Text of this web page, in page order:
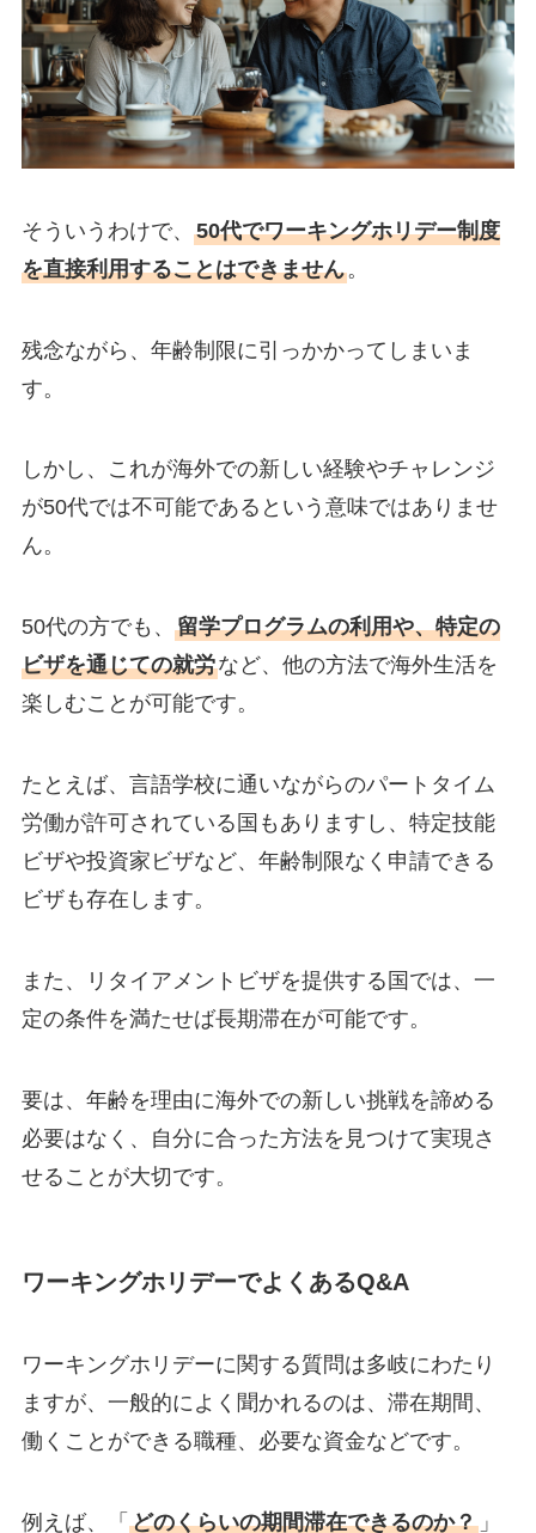
そういうわけで、 50代でワーキングホリデー制度
を直接利用することはできません。
残念ながら、年齢制限に引っかかってしまいま
す。
しかし、これが海外での新しい経験やチャレンジ
が50代では不可能であるという意味ではありませ
ん。
50代の方でも、 留学プログラムの利用や、特定の
ビザを通じての就労など、他の方法で海外生活を
楽しむことが可能です。
たとえば、言語学校に通いながらのパートタイム
労働が許可されている国もありますし、特定技能
ビザや投資家ビザなど、年齢制限なく申請できる
ビザも存在します。
また、リタイアメントビザを提供する国では、一
定の条件を満たせば長期滞在が可能です。
要は、年齢を理由に海外での新しい挑戦を諦める
必要はなく、自分に合った方法を見つけて実現さ
せることが大切です。
ワーキングホリデーでよくあるQ&A
ワーキングホリデーに関する質問は多岐にわたり
ますが、一般的によく聞かれるのは、滞在期間、
働くことができる職種、必要な資金などです。
例えば、「 どのくらいの期間滞在できるのか？」